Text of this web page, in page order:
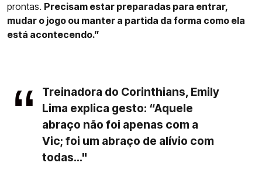
prontas. Precisam estar preparadas para entrar,
mudar o jogo ou manter a partida da forma como ela
está acontecendo.”
Treinadora do Corinthians, Emily
Lima explica gesto: “Aquele
abraço não foi apenas com a
Vic; foi um abraço de alívio com
todas..."